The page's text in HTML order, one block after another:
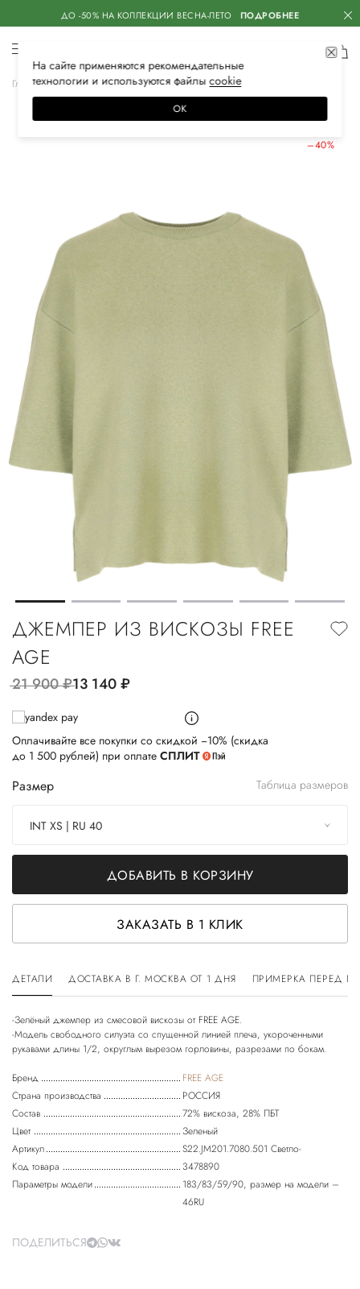
ДО -50% НА КОЛЛЕКЦИИ ВЕСНА-ЛЕТО ПОДРОБНЕЕ
Главная Женская Одежда Трикотаж Свитеры
–40%
ДЖЕМПЕР ИЗ ВИСКОЗЫ FREE
AGE
21 900руб.13 140руб.
Оплачивайте все покупки со скидкой −10% (скидка
до 1 500 рублей) при оплате СПЛИТ
Размер Таблица размеров
INT XS | RU 40
ДОБАВИТЬ В КОРЗИНУ
ЗАКАЗАТЬ В 1 КЛИК
ДЕТАЛИ ДОСТАВКА В Г. МОСКВА ОТ 1 ДНЯ ПРИМЕРКА ПЕРЕД
-Зелёный джемпер из смесовой вискозы от FREE AGE.
-Модель свободного силуэта со спущенной линией плеча, укороченными
Бренд
FREE AGE
Страна производства
РОССИЯ
Состав
72% вискоза, 28% ПБТ
Цвет
Зеленый
Артикул
S22.JM201.7080.501 Светло-
Код товара
3478890
Параметры модели
183/83/59/90, размер на модели –
46RU
ПОДЕЛИТЬСЯ
На сайте применяются рекомендательные
технологии и используются файлысооkiе
ОК